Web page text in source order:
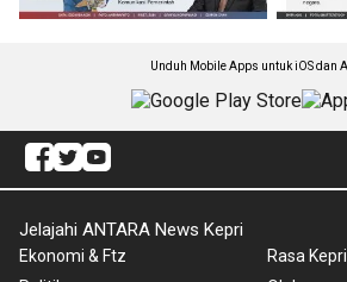
Unduh Mobile Apps untuk iOS dan
Jelajahi ANTARA News Kepri
Ekonomi & Ftz
Rasa Kepri